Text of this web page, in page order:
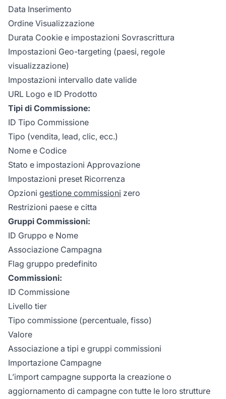
Data Inserimento
Ordine Visualizzazione
Durata Cookie e impostazioni Sovrascrittura
Impostazioni Geo-targeting (paesi, regole
visualizzazione)
Impostazioni intervallo date valide
URL Logo e ID Prodotto
Tipi di Commissione:
ID Tipo Commissione
Tipo (vendita, lead, clic, ecc.)
Nome e Codice
Stato e impostazioni Approvazione
Impostazioni preset Ricorrenza
Opzioni gestione commissioni zero
Restrizioni paese e citta
Gruppi Commissioni:
ID Gruppo e Nome
Associazione Campagna
Flag gruppo predefinito
Commissioni:
ID Commissione
Livello tier
Tipo commissione (percentuale, fisso)
Valore
Associazione a tipi e gruppi commissioni
Importazione Campagne
L’import campagne supporta la creazione o
aggiornamento di campagne con tutte le loro strutture